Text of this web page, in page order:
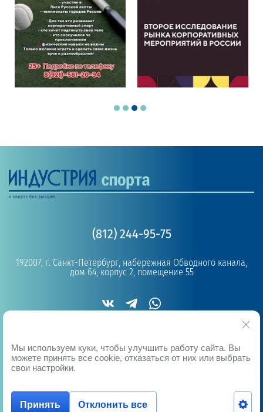
(812) 244-95-75
192007, г. Санкт-Петербург, набережная Обводного канала,
дом 64, корпус 2, помещение 55
Мегагрупп.ру
Мы используем куки, чтобы улучшить работу сайта. Вы
можете принять все cookie, отказаться от них или выбрать
свои настройки.
Принять Отклонить все